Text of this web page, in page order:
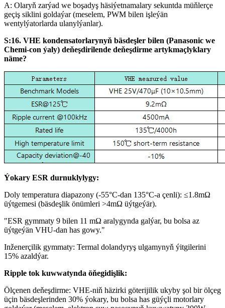
A: Olaryň zarýad we boşadyş häsiýetnamalary sekuntda müňlerçe
geçiş siklini goldaýar (meselem, PWM bilen işleýän
wentylýatorlarda ulanylýanlar).
S:16. VHE kondensatorlarynyň bäsdeşler bilen (Panasonic we
Chemi-con ýaly) deňeşdirilende deňeşdirme artykmaçlyklary
näme?
Ýokary ESR durnuklylygy:
Doly temperatura diapazony (-55°C-dan 135°C-a çenli): ≤1.8mΩ
üýtgemesi (bäsdeşlik önümleri >4mΩ üýtgeýär).
"ESR gymmaty 9 bilen 11 mΩ aralygynda galýar, bu bolsa az
üýtgeýän VHU-dan has gowy."
Inženerçilik gymmaty: Termal dolandyryş ulgamynyň ýitgilerini
15% azaldýar.
Ripple tok kuwwatynda öňegidişlik:
Ölçenen deňeşdirme: VHE-niň häzirki göterijilik ukyby şol bir ölçeg
üçin bäsdeşlerinden 30% ýokary, bu bolsa has güýçli motorlary